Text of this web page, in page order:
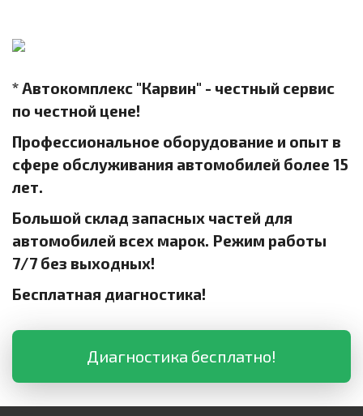
* Автокомплекс "Карвин" - честный сервис
по честной цене!
Профессиональное оборудование и опыт в
сфере обслуживания автомобилей более 15
лет.
Большой склад запасных частей для
автомобилей всех марок. Режим работы
7/7 без выходных!
Бесплатная диагностика!
Диагностика бесплатно!